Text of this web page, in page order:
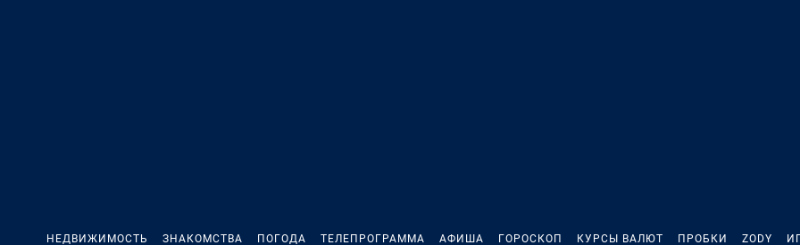
НЕДВИЖИМОСТЬ ЗНАКОМСТВА ПОГОДА ТЕЛЕПРОГРАММА АФИША ГОРОСКОП КУРСЫ ВАЛЮТ ПРОБКИ ZODY